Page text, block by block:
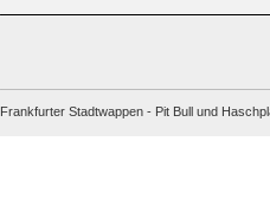
Frankfurter Stadtwappen - Pit Bull und